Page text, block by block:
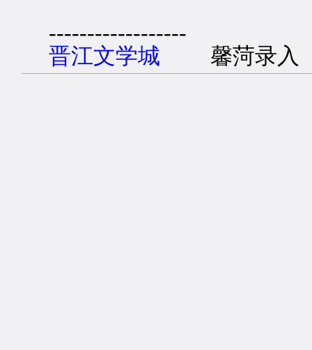
------------------
晋江文学城 馨菏录入